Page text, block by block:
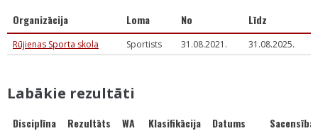
Organizācija Loma No Līdz
Rūjienas Sporta skola Sportists 31.08.2021. 31.08.2025.
Labākie rezultāti
Disciplīna Rezultāts WA Klasifikācija Datums